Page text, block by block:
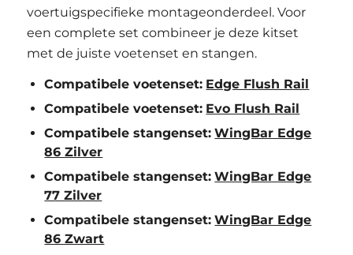
voertuigspecifieke montageonderdeel. Voor
een complete set combineer je deze kitset
met de juiste voetenset en stangen.
Compatibele voetenset: Edge Flush Rail
Compatibele voetenset: Evo Flush Rail
Compatibele stangenset: WingBar Edge
86 Zilver
Compatibele stangenset: WingBar Edge
77 Zilver
Compatibele stangenset: WingBar Edge
86 Zwart